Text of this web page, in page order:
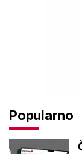
Popularno